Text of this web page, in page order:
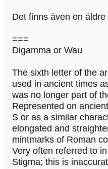
Det finns även en äldre
===
Digamma or Wau
The sixth letter of the
used in ancient times
was no longer part of
Represented on
S or as a similar
elongated and
mintmarks of Roman
Very often referred to
Stigma; this is